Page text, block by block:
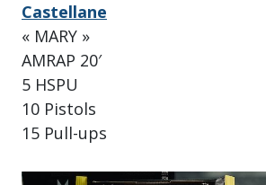
Castellane
« MARY »
AMRAP 20′
5 HSPU
10 Pistols
15 Pull-ups